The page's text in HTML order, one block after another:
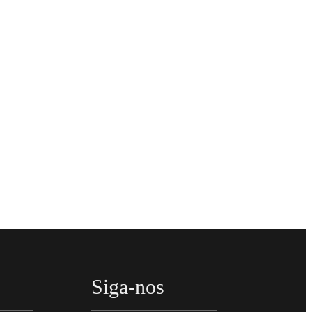
Siga-nos